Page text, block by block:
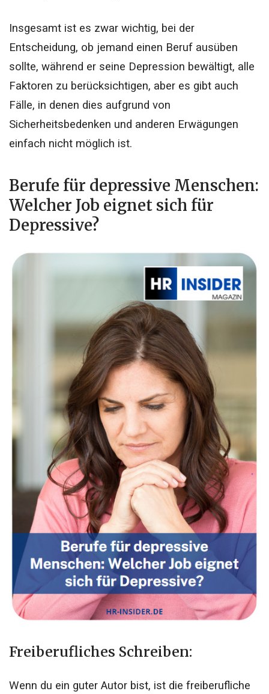
Insgesamt ist es zwar wichtig, bei der
Entscheidung, ob jemand einen Beruf ausüben
sollte, während er seine Depression bewältigt, alle
Faktoren zu berücksichtigen, aber es gibt auch
Fälle, in denen dies aufgrund von
Sicherheitsbedenken und anderen Erwägungen
einfach nicht möglich ist.
Berufe für depressive Menschen:
Welcher Job eignet sich für
Depressive?
Freiberufliches Schreiben:
Wenn du ein guter Autor bist, ist die freiberufliche